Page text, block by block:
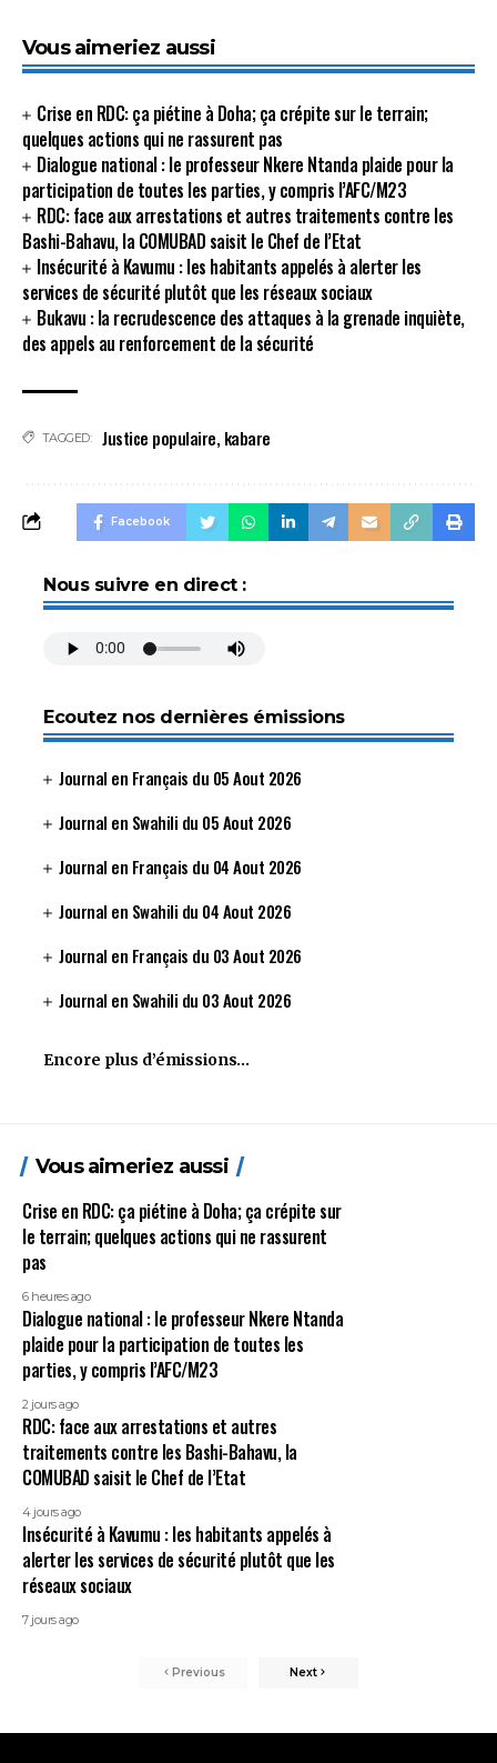
Vous aimeriez aussi
Crise en RDC: ça piétine à Doha; ça crépite sur le terrain;
quelques actions qui ne rassurent pas
Dialogue national : le professeur Nkere Ntanda plaide pour la
participation de toutes les parties, y compris l’AFC/M23
RDC: face aux arrestations et autres traitements contre les
Bashi-Bahavu, la COMUBAD saisit le Chef de l’Etat
Insécurité à Kavumu : les habitants appelés à alerter les
services de sécurité plutôt que les réseaux sociaux
Bukavu : la recrudescence des attaques à la grenade inquiète,
des appels au renforcement de la sécurité
TAGGED: Justice populaire, kabare
Facebook
Nous suivre en direct :
Ecoutez nos dernières émissions
Journal en Français du 05 Aout 2026
Journal en Swahili du 05 Aout 2026
Journal en Français du 04 Aout 2026
Journal en Swahili du 04 Aout 2026
Journal en Français du 03 Aout 2026
Journal en Swahili du 03 Aout 2026
Encore plus d’émissions…
Vous aimeriez aussi
Crise en RDC: ça piétine à Doha; ça crépite sur
le terrain; quelques actions qui ne rassurent
pas
6 heures ago
Dialogue national : le professeur Nkere Ntanda
plaide pour la participation de toutes les
parties, y compris l’AFC/M23
2 jours ago
RDC: face aux arrestations et autres
traitements contre les Bashi-Bahavu, la
COMUBAD saisit le Chef de l’Etat
4 jours ago
Insécurité à Kavumu : les habitants appelés à
alerter les services de sécurité plutôt que les
réseaux sociaux
7 jours ago
Previous Next